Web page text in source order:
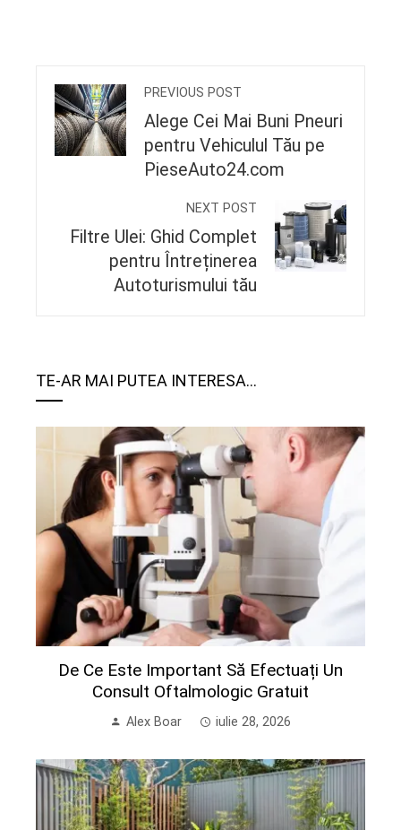
PREVIOUS POST
Alege Cei Mai Buni Pneuri
pentru Vehiculul Tău pe
PieseAuto24.com
NEXT POST
Filtre Ulei: Ghid Complet
pentru Întreținerea
Autoturismului tău
TE-AR MAI PUTEA INTERESA...
De Ce Este Important Să Efectuați Un
Consult Oftalmologic Gratuit
Alex Boar iulie 28, 2026